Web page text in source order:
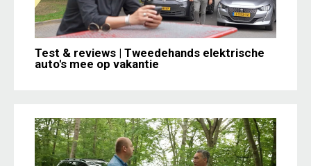
Test & reviews | Tweedehands elektrische
auto's mee op vakantie